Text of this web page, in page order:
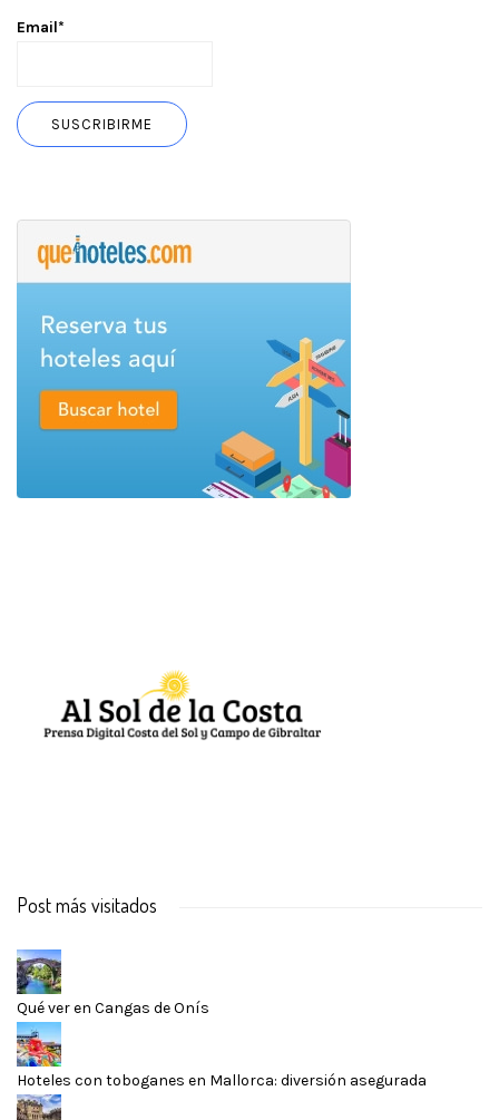
Email*
Post más visitados
Qué ver en Cangas de Onís
Hoteles con toboganes en Mallorca: diversión asegurada